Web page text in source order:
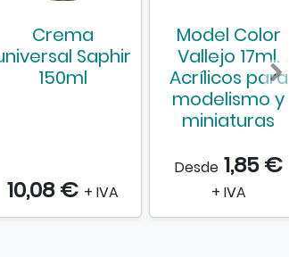
Crema
Saphir
150ml
10,08 € + IVA
Model Color
Vallejo 17ml.
Acrílicos para
modelismo y
miniaturas
Desde 1,85 €
+ IVA